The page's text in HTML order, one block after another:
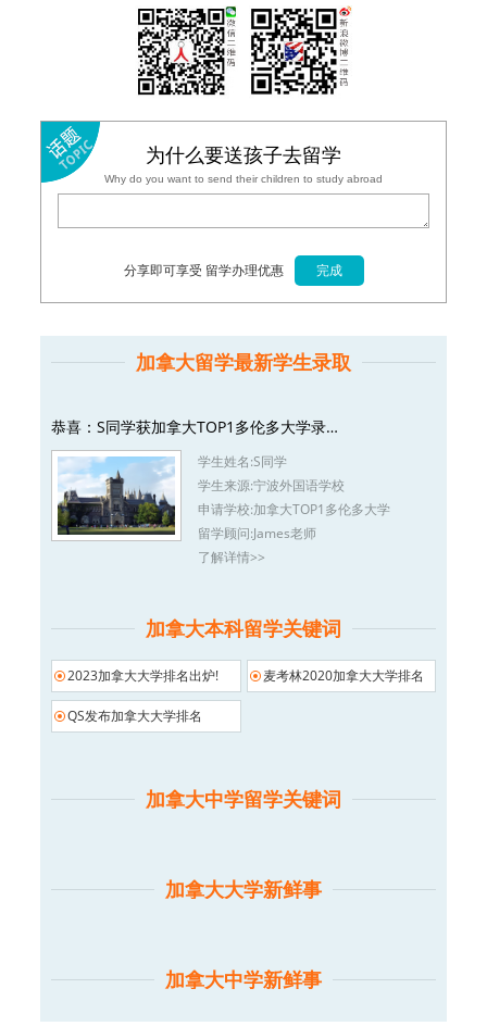
为什么要送孩子去留学
Why do you want to send their children to study abroad
分享即可享受 留学办理优惠
加拿大留学最新学生录取
恭喜：S同学获加拿大TOP1多伦多大学录…
学生姓名:S同学
学生来源:宁波外国语学校
申请学校:加拿大TOP1多伦多大学
留学顾问:James老师
了解详情>>
加拿大本科留学关键词
2023加拿大大学排名出炉! 麦考林2020加拿大大学排名
QS发布加拿大大学排名
加拿大中学留学关键词
加拿大大学新鲜事
加拿大中学新鲜事